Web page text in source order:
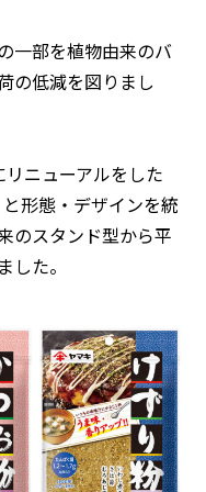
一部を植物由来のバ
の低減を図りまし
ニューアルをした
形態・デザインを統
のスタンド型から平
た。